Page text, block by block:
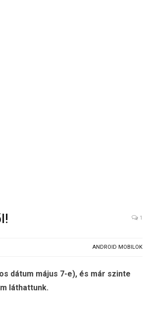
1
ANDROID MOBILOK
dátum május 7-e), és már szinte
láthattunk.